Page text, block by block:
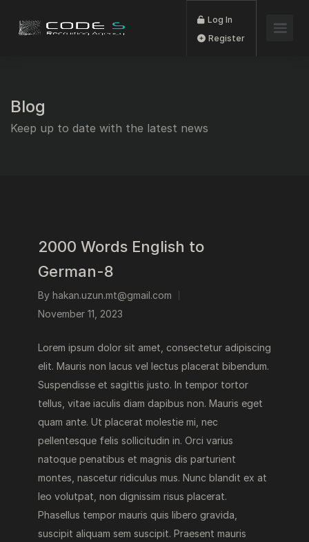
Blog
Keep up to date with the latest news
2000 Words English to
German-8
By hakan.uzun.mt@gmail.com
November 11, 2023
Lorem ipsum dolor sit amet, consectetur adipiscing
elit. Mauris non lacus vel lectus placerat bibendum.
Suspendisse et sagittis justo. In tempor tortor
tellus, vitae iaculis diam dapibus non. Mauris eget
quam ante. Ut placerat molestie mi, nec
pellentesque felis sollicitudin in. Orci varius
natoque penatibus et magnis dis parturient
montes, nascetur ridiculus mus. Nunc blandit ex at
leo volutpat, non dignissim risus placerat.
Phasellus tempor mauris quis libero gravida,
suscipit aliquam sem suscipit. Praesent mauris